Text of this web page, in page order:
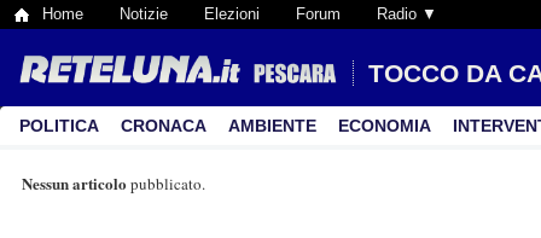
Home Notizie Elezioni Forum Radio ▼
TOCCO DA
POLITICA CRONACA AMBIENTE ECONOMIA
Nessun articolo pubblicato.